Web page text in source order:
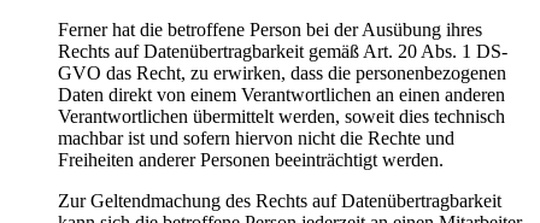
Ferner hat die betroffene Person bei der Ausübung ihres
Rechts auf Datenübertragbarkeit gemäß Art. 20 Abs. 1 DS-
GVO das Recht, zu erwirken, dass die personenbezogenen
Daten direkt von einem Verantwortlichen an einen anderen
Verantwortlichen übermittelt werden, soweit dies technisch
machbar ist und sofern hiervon nicht die Rechte und
Freiheiten anderer Personen beeinträchtigt werden.
Zur Geltendmachung des Rechts auf Datenübertragbarkeit